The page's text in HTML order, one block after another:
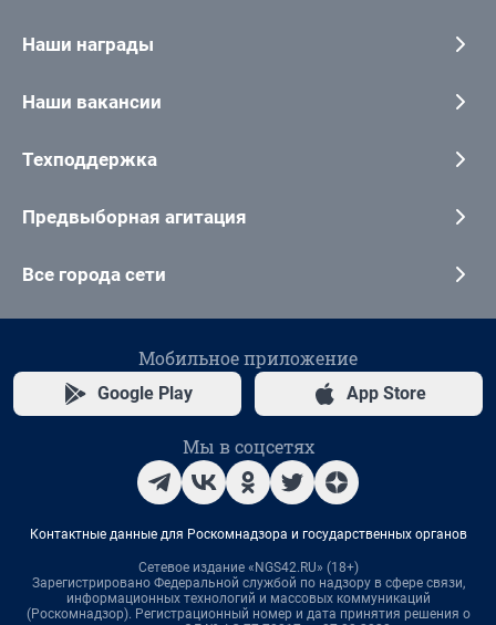
Наши награды
Наши вакансии
Техподдержка
Предвыборная агитация
Все города сети
Мобильное приложение
Google Play App Store
Мы в соцсетях
Контактные данные для Роскомнадзора и государственных органов
Сетевое издание «NGS42.RU» (18+)
Зарегистрировано Федеральной службой по надзору в сфере связи,
информационных технологий и массовых коммуникаций
(Роскомнадзор). Регистрационный номер и дата принятия решения о